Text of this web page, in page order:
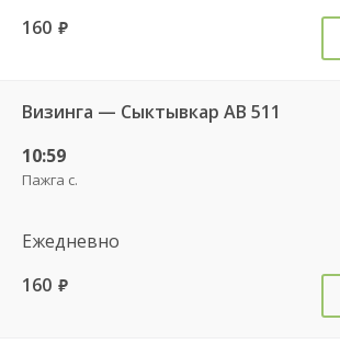
160 руб.
Визинга — Сыктывкар АВ 511
10:59
Пажга с.
Ежедневно
160 руб.